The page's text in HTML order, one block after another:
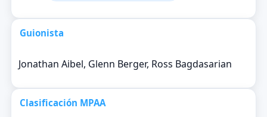
Guionista
Jonathan Aibel, Glenn Berger, Ross Bagdasarian
Clasificación MPAA